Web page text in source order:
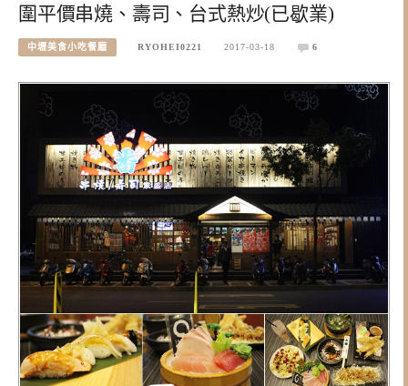
圍平價串燒、壽司、台式熱炒(已歇業)
中壢美食小吃餐廳 RYOHEI0221 2017-03-18 6